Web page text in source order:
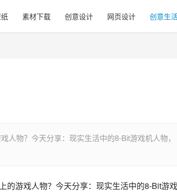
素材下载 创意设计 网页设计 创意生
物？今天分享：现实生活中的8-Bit游戏机人物，
的游戏人物？今天分享：现实生活中的8-Bit游戏